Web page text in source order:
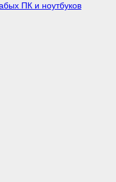
ПК и ноутбуков